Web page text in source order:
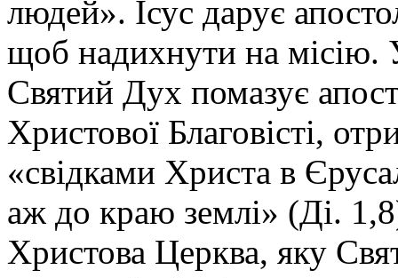
людей». Ісус дарує
щоб надихнути на місію.
Святий Дух помазує
Христової Благовісті,
«свідками Христа в
аж до краю землі» (Ді.
Христова Церква, яку